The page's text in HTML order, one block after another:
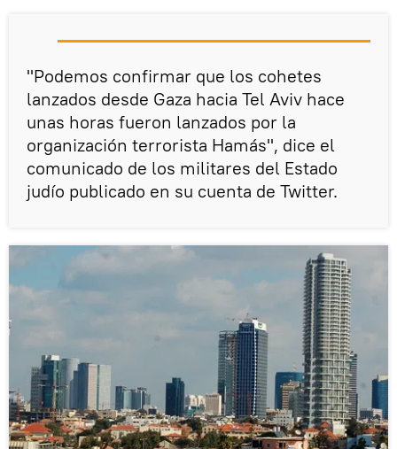
"Podemos confirmar que los cohetes
lanzados desde Gaza hacia Tel Aviv hace
unas horas fueron lanzados por la
organización terrorista Hamás", dice el
comunicado de los militares del Estado
judío publicado en su cuenta de Twitter.